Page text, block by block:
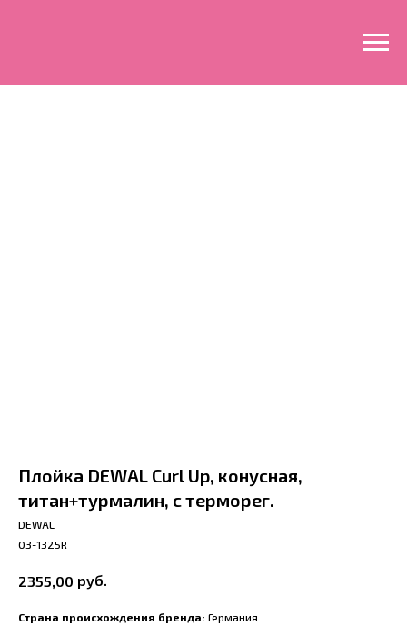
Плойка DEWAL Сurl Up, конусная,
титан+турмалин, с терморег.
DEWAL
03-1325R
2355,00 руб.
Страна происхождения бренда: Германия